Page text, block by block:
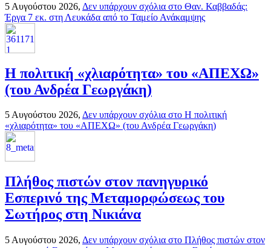
5 Αυγούστου 2026, Δεν υπάρχουν σχόλια στο Θαν. Καββαδάς:
Έργα 7 εκ. στη Λευκάδα από το Ταμείο Ανάκαμψης
H πολιτική «χλιαρότητα» του «AΠΕΧΩ»
(του Ανδρέα Γεωργάκη)
5 Αυγούστου 2026, Δεν υπάρχουν σχόλια στο H πολιτική
«χλιαρότητα» του «AΠΕΧΩ» (του Ανδρέα Γεωργάκη)
Πλήθος πιστών στον πανηγυρικό
Εσπερινό της Μεταμορφώσεως του
Σωτήρος στη Νικιάνα
5 Αυγούστου 2026, Δεν υπάρχουν σχόλια στο Πλήθος πιστών στον